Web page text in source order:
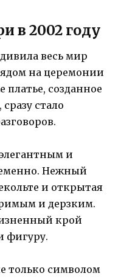
в 2002 году
весь мир
на церемонии
созданное
, сразу стало
и
Нежный
и открытая
и дерзким.
крой
фигуру.
только символом